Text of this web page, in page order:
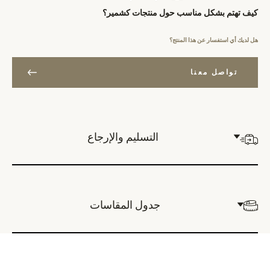
كيف تهتم بشكل مناسب حول منتجات كشمير؟
هل لديك أي استفسار عن هذا المنتج؟
تواصل معنا
التسليم والإرجاع
جدول المقاسات